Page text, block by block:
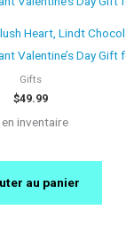
Heart, Lindt
Valentine’s Day Gift
Gifts
$49.99
en inventaire
au panier